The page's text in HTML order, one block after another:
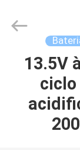
CASA
supplier.
Copyright
TECHNOLOGY
13.5V
ciclo